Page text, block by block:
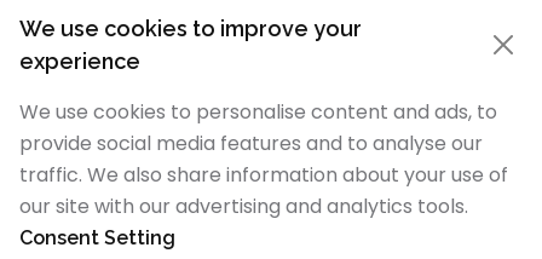
गिगाग्राम को Quintal (UK) में बदलें
गिगाग्राम को Hundredweight (UK) में बदलें
गिगाग्राम को Grain में बदलें
गिगाग्राम को Pennyweight में बदलें
गिगाग्राम को Ounce में बदलें
गिगाग्राम को पाउंड में बदलें
We use cookies to improve your
experience
We use cookies to personalise content and ads, to
provide social media features and to analyse our
traffic. We also share information about your use of
our site with our advertising and analytics tools.
Consent Setting